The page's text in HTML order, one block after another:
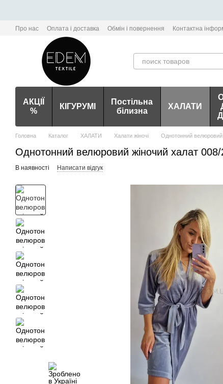
Про нас Оплата і доставка Обмін і повернення Контактна
АКЦІЇ
%
КІГУРУМІ
Постільна
білизна
ХАЛАТИ
Головна Каталог ХАЛАТИ Халати жіночі Однотонний велюровий
Однотонний велюровий жіночий халат 008/
В наявності Написати відгук